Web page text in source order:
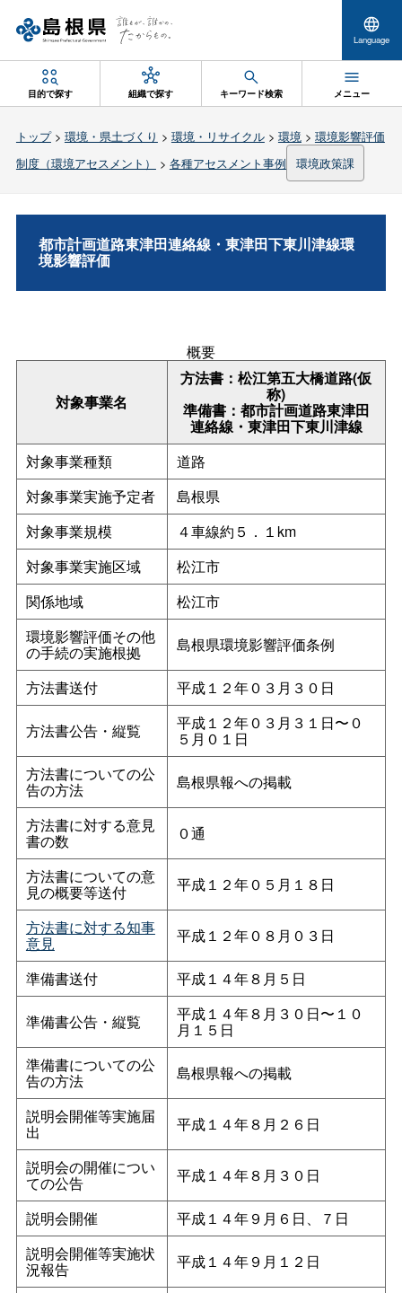
Language
目的で探す 組織で探す キーワード検索 メニュー
トップ> 環境・県土づくり > 環境・リサイクル> 環境> 環境影響評価
制度（環境アセスメント）
> 各種アセスメント事例 環境政策課
都市計画道路東津田連絡線・東津田下東川津線環
境影響評価
概要
対象事業名
方法書：松江第五大橋道路(仮
称)
準備書：都市計画道路東津田
連絡線・東津田下東川津線
対象事業種類
道路
対象事業実施予定者
島根県
対象事業規模
４車線約５．１km
対象事業実施区域
松江市
関係地域
松江市
環境影響評価その他
の手続の実施根拠 島根県環境影響評価条例
方法書送付 平成１２年０３月３０日
方法書公告・縦覧 平成１２年０３月３１日〜０
５月０１日
方法書についての公
告の方法 島根県報への掲載
方法書に対する意見
書の数 ０通
方法書についての意
見の概要等送付 平成１２年０５月１８日
方法書に対する知事
意見 平成１２年０８月０３日
準備書送付 平成１４年８月５日
準備書公告・縦覧 平成１４年８月３０日〜１０
月１５日
準備書についての公
告の方法 島根県報への掲載
説明会開催等実施届
出 平成１４年８月２６日
説明会の開催につい
ての公告 平成１４年８月３０日
説明会開催
平成１４年９月６日、７日
説明会開催等実施状
況報告 平成１４年９月１２日